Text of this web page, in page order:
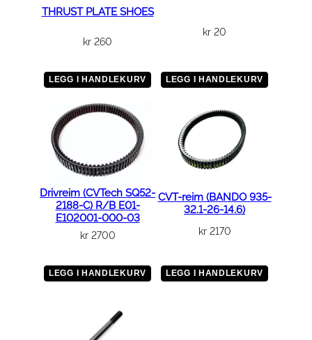
THRUST PLATE SHOES
kr 260
LEGG I HANDLEKURV
kr 20
LEGG I HANDLEKURV
Drivreim (CVTech SQ52-
2188-C) R/B E01-
E102001-000-03
kr2700
LEGG I HANDLEKURV
CVT-reim (BANDO 935-
32.1-26-14.6)
kr2170
LEGG I HANDLEKURV